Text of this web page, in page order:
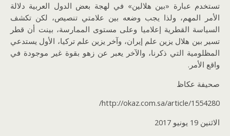
تستخدم عبارة «بين هلالين» في لهجة بعض الدول العربية دلالة
الأمر المهم، ولذا يجب وضعه بين علامتي تنصيص، لكن تكشف
السياسة القطرية إعلاميا وعلى مستوى الممارسة، بينت أن قطر
تسير بين هلال يزين علم إيران، وآخر يزين علم تركيا، الأول يستدعي
المظلومية التي ذكرنا، والآخر يعبر عن زهو بقوة غير موجودة في
واقع الأمر.
صحيفة عكاظ
http://okaz.com.sa/article/1554280/
الاثنين 19 يونيو 2017